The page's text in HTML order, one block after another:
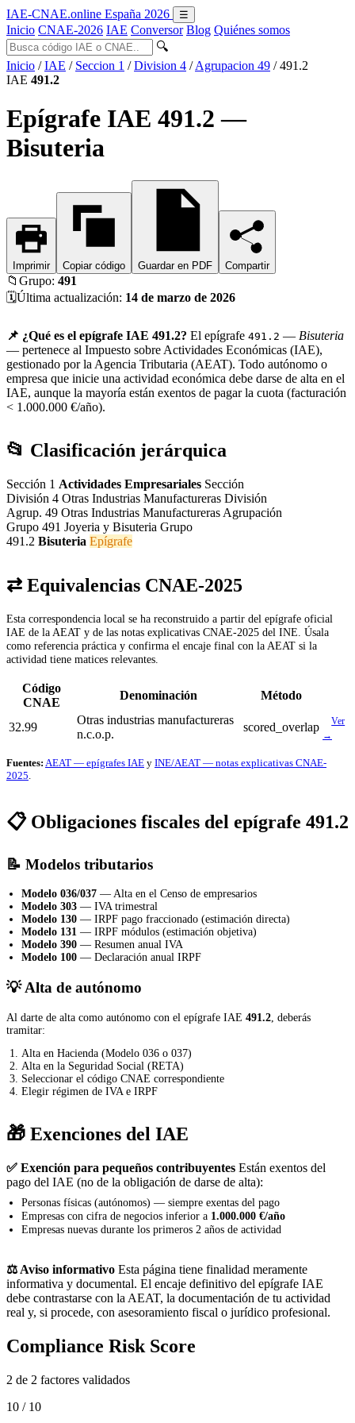
IAE-CNAE.online España 2026 ☰
Inicio CNAE-2026 IAE Conversor Blog Quiénes somos
🔍
Inicio / IAE / Seccion 1 / Division 4 / Agrupacion 49 / 491.2
IAE 491.2
Epígrafe IAE 491.2 —
Bisuteria
Imprimir Copiar código Guardar en PDF Compartir
📁 Grupo: 491
🗓️Última actualización: 14 de marzo de 2026
📌 ¿Qué es el epígrafe IAE 491.2? El epígrafe 491.2 — Bisuteria
— pertenece al Impuesto sobre Actividades Económicas (IAE),
gestionado por la Agencia Tributaria (AEAT). Todo autónomo o
empresa que inicie una actividad económica debe darse de alta en el
IAE, aunque la mayoría están exentos de pagar la cuota (facturación
< 1.000.000 €/año).
📂 Clasificación jerárquica
Sección 1 Actividades Empresariales Sección
División 4 Otras Industrias Manufactureras División
Agrup. 49 Otras Industrias Manufactureras Agrupación
Grupo 491 Joyeria y Bisuteria Grupo
491.2 Bisuteria Epígrafe
⇄ Equivalencias CNAE-2025
Esta correspondencia local se ha reconstruido a partir del epígrafe oficial
IAE de la AEAT y de las notas explicativas CNAE-2025 del INE. Úsala
como referencia práctica y confirma el encaje final con la AEAT si la
actividad tiene matices relevantes.
Código
CNAE
Denominación Método
32.99
Otras industrias manufactureras
n.c.o.p.
scored_overlap
Ver
→
Fuentes: AEAT — epígrafes IAE y INE/AEAT — notas explicativas CNAE-
2025
📋 Obligaciones fiscales del epígrafe 491.2
📝 Modelos tributarios
Modelo 036/037 — Alta en el Censo de empresarios
Modelo 303 — IVA trimestral
Modelo 130 — IRPF pago fraccionado (estimación directa)
Modelo 131 — IRPF módulos (estimación objetiva)
Modelo 390 — Resumen anual IVA
Modelo 100 — Declaración anual IRPF
💡 Alta de autónomo
Al darte de alta como autónomo con el epígrafe IAE 491.2 , deberás
tramitar:
Alta en Hacienda (Modelo 036 o 037)
Alta en la Seguridad Social (RETA)
Seleccionar el código CNAE correspondiente
Elegir régimen de IVA e IRPF
🎁 Exenciones del IAE
✅ Exención para pequeños contribuyentes Están exentos del
pago del IAE (no de la obligación de darse de alta):
Personas físicas (autónomos) — siempre exentas del pago
Empresas con cifra de negocios inferior a 1.000.000 €/año
Empresas nuevas durante los primeros 2 años de actividad
⚖️ Aviso informativo Esta página tiene finalidad meramente
informativa y documental. El encaje definitivo del epígrafe IAE
debe contrastarse con la AEAT, la documentación de tu actividad
real y, si procede, con asesoramiento fiscal o jurídico profesional.
Compliance Risk Score
2 de 2 factores validados
10 / 10